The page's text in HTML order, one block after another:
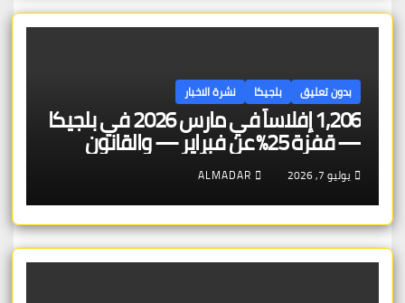
بدون تعليق بلجيكا نشرة الاخبار
1,206 إفلاساً في مارس 2026 في بلجيكا
— قفزة 25% عن فبراير — والقانون
الجنائي الجديد من 8 أبريل يُحمّل المديرين
مسؤولية شخصية مباشرة عن الجرائم
المالية
يوليو 7, 2026 ALMADAR